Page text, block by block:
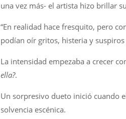
una vez más- el artista hizo brillar
“En realidad hace fresquito, pero
podían oír gritos, histeria y
La intensidad empezaba a crecer
ella?.
Un sorpresivo dueto inició cuando
solvencia escénica.